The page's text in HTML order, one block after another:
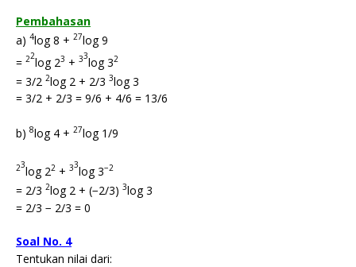
Pembahasan
a) 4log 8 + 27log 9
= 22log 23 + 33log 32
= 3/2 2log 2 + 2/3 3log 3
= 3/2 + 2/3 = 9/6 + 4/6 = 13/6
b) 8log 4 + 27log 1/9
23log 22 + 33log 3−2
= 2/3 2log 2 + (−2/3) 3log 3
= 2/3 − 2/3 = 0
Soal No. 4
Tentukan nilai dari: